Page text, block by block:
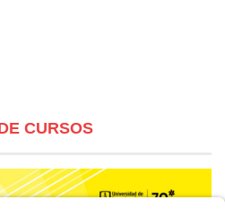
CURSOS